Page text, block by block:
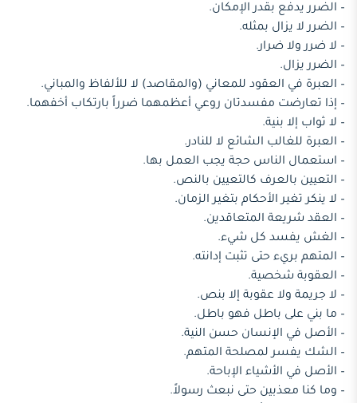
– الضرر يدفع بقدر الإمكان.
– الضرر لا يزال بمثله.
– لا ضرر ولا ضرار.
– الضرر يزال.
– العبرة في العقود للمعاني (والمقاصد) لا للألفاظ والمباني.
– إذا تعارضت مفسدتان روعي أعظمهما ضرراً بارتكاب أخفهما.
– لا ثواب إلا بنية.
– العبرة للغالب الشائع لا للنادر.
– استعمال الناس حجة يجب العمل بها.
– التعيين بالعرف كالتعيين بالنص.
– لا ينكر تغير الأحكام بتغير الزمان.
– العقد شريعة المتعاقدين.
– الغش يفسد كل شيء.
– المتهم بريء حتى تثبت إدانته.
– العقوبة شخصية.
– لا جريمة ولا عقوبة إلا بنص.
– ما بني على باطل فهو باطل.
– الأصل في الإنسان حسن النية.
– الشك يفسر لمصلحة المتهم.
– الأصل في الأشياء الإباحة.
– وما كنا معذبين حتى نبعث رسولاً.